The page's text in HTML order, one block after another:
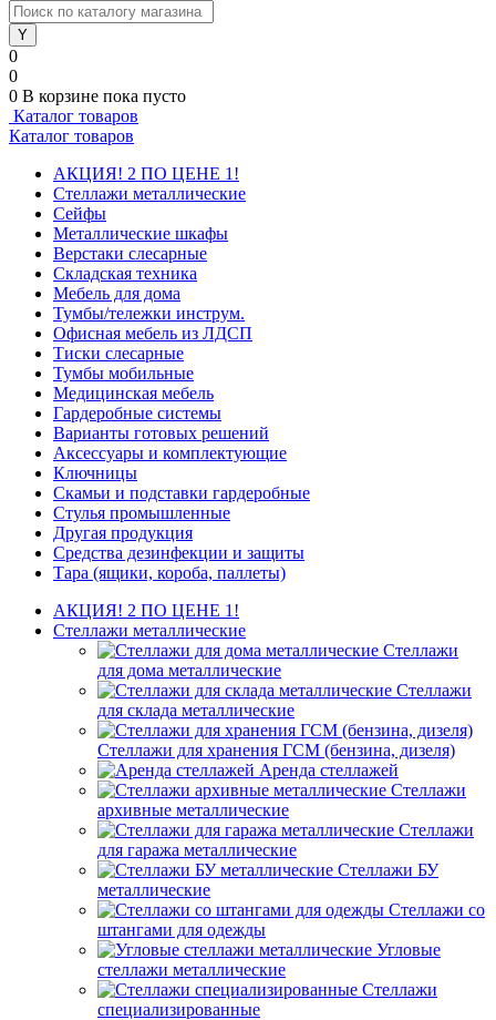
0
0
0 В корзине пока пусто
Каталог товаров
Каталог товаров
АКЦИЯ! 2 ПО ЦЕНЕ 1!
Стеллажи металлические
Сейфы
Металлические шкафы
Верстаки слесарные
Складская техника
Мебель для дома
Тумбы/тележки инструм.
Офисная мебель из ЛДСП
Тиски слесарные
Тумбы мобильные
Медицинская мебель
Гардеробные системы
Варианты готовых решений
Аксессуары и комплектующие
Ключницы
Скамьи и подставки гардеробные
Стулья промышленные
Другая продукция
Средства дезинфекции и защиты
Тара (ящики, короба, паллеты)
АКЦИЯ! 2 ПО ЦЕНЕ 1!
Стеллажи металлические
Стеллажи
для дома металлические
Стеллажи
для склада металлические
Стеллажи для хранения ГСМ (бензина, дизеля)
Аренда стеллажей
Стеллажи
архивные металлические
Стеллажи
для гаража металлические
Стеллажи БУ
металлические
Стеллажи со
штангами для одежды
Угловые
стеллажи металлические
Стеллажи
специализированные